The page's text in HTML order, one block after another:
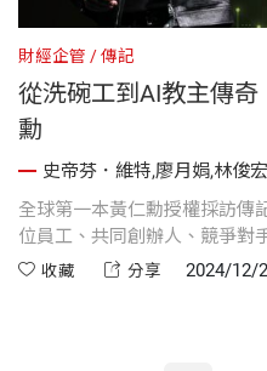
財經企管 傳記
從洗碗工到AI教主傳
勳
史帝芬．維特,廖月娟,林俊
全球第一本黃仁勳授權採訪傳
位員工、共同創辦人、競爭對
奇人生、管理之道及商業內幕
收藏 分享 2024/12/